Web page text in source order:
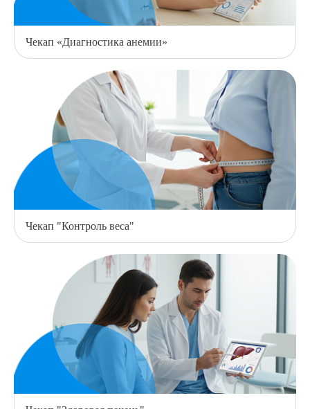
Чекап «Диагностика анемии»
Чекап "Контроль веса"